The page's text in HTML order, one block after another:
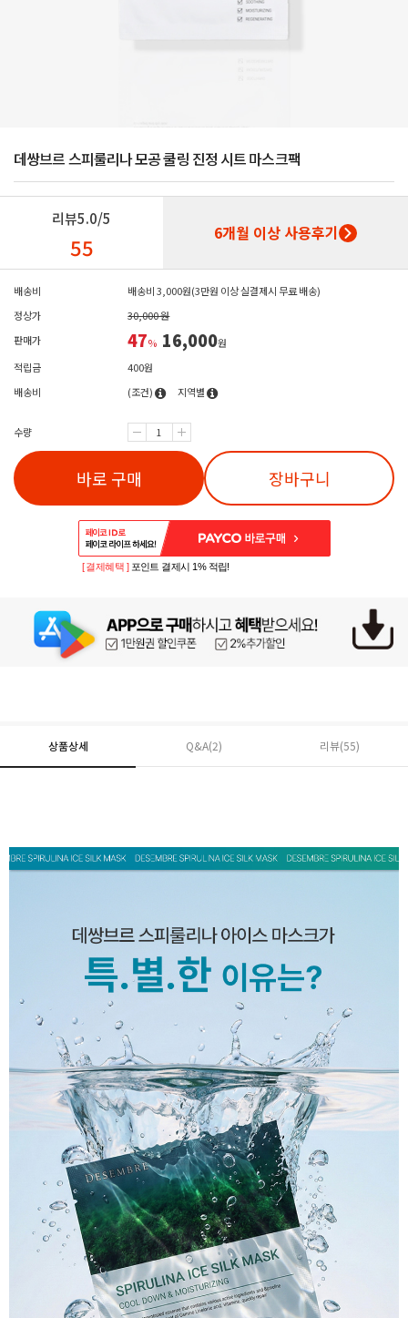
데쌍브르 스피룰리나 모공 쿨링 진정 시트 마스크팩
리뷰5.0/5
55 6개월 이상 사용후기
배송비
배송비 3,000원(3만원 이상 실결제시 무료 배송)
정상가
30,000 원
판매가
47% 16,000원
적립금
400원
배송비
(조건) 지역별
수량
바로 구매 장바구니
페이코 ID로 페
PAYCO 바로구매
[ 결제혜택 ] 포인트 결제시 1% 적립!
상품상세 Q&A(2) 리뷰(55)